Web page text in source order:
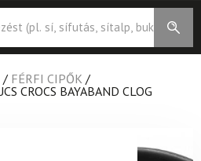
/ FÉRFI CIPŐK /
CROCS BAYABAND CLOG